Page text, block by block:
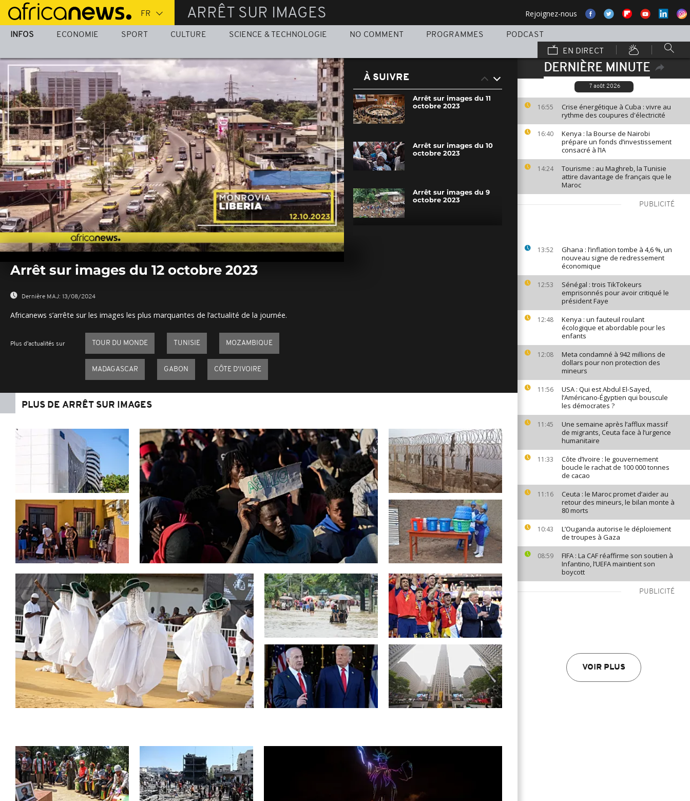
Passer
au
contenu
ARRÊT SUR IMAGES Rejoignez-nous
INFOS ECONOMIE SPORT CULTURE SCIENCE & TECHNOLOGIE NO COMMENT PROGRAMMES
PODCAST
EN DIRECT
DERNIÈRE MINUTE
7 août 2026
16:55
Crise énergétique à Cuba : vivre au
rythme des coupures d'électricité
16:40
Kenya : la Bourse de Nairobi
prépare un fonds d’investissement
consacré à l’IA
14:24
Tourisme : au Maghreb, la Tunisie
attire davantage de français que le
Maroc
PUBLICITÉ
13:52
Ghana : l’inflation tombe à 4,6 %, un
nouveau signe de redressement
économique
12:53
Sénégal : trois TikTokeurs
emprisonnés pour avoir critiqué le
président Faye
12:48
Kenya : un fauteuil roulant
écologique et abordable pour les
enfants
12:08
Meta condamné à 942 millions de
dollars pour non protection des
mineurs
11:56
USA : Qui est Abdul El-Sayed,
l’Américano-Égyptien qui bouscule
les démocrates ?
11:45
Une semaine après l’afflux massif
de migrants, Ceuta face à l’urgence
humanitaire
11:33
Côte d’Ivoire : le gouvernement
boucle le rachat de 100 000 tonnes
de cacao
11:16
Ceuta : le Maroc promet d’aider au
retour des mineurs, le bilan monte à
80 morts
10:43
L’Ouganda autorise le déploiement
de troupes à Gaza
08:59
FIFA : La CAF réaffirme son soutien à
Infantino, l’UEFA maintient son
boycott
PUBLICITÉ
VOIR PLUS
seconds
0%
Arrêt sur images du 12 octobre 2023
Dernière MAJ: 13/08/2024
Africanews s’arrête sur les images les plus marquantes de l’actualité de la journée.
Plus d'actualités sur TOUR DU MONDE TUNISIE MOZAMBIQUE
MADAGASCAR GABON CÔTE D'IVOIRE
À SUIVRE
Arrêt sur images du 11
octobre 2023
Arrêt sur images du 10
octobre 2023
Arrêt sur images du 9
octobre 2023
PLUS DE ARRÊT SUR IMAGES